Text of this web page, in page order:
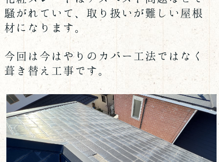
騒がれていて、取り扱いが難しい屋根
材になります。
今回は今はやりのカバー工法ではなく
葺き替え工事です。